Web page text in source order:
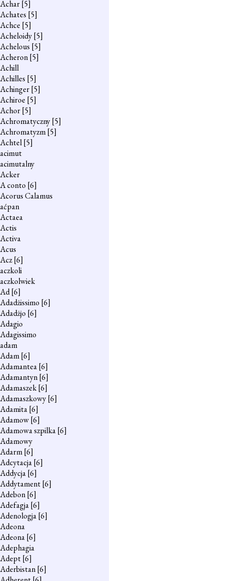
Achar[5]
Achates [5]
Achce [5]
Acheloidy[5]
Achelous [5]
Acheron[5]
Achill
Achilles [5]
Achinger[5]
Achiroe [5]
Achor[5]
Achromatyczny[5]
Achromatyzm[5]
Achtel[5]
acimut
acimutalny
Acker
A conto [6]
Acorus Calamus
aćpan
Actaea
Actis
Activa
Acus
Acz[6]
aczkoli
aczkolwiek
Ad[6]
Adadżissimo [6]
Adadżjo [6]
Adagio
Adagissimo
adam
Adam[6]
Adamantea[6]
Adamantyn[6]
Adamaszek[6]
Adamaszkowy[6]
Adamita[6]
Adamow[6]
Adamowa szpilka[6]
Adamowy
Adarm[6]
Adcytacja[6]
Addycja[6]
Addytament[6]
Adebon[6]
Adefagja[6]
Adenologja[6]
Adeona
Adeona[6]
Adephagia
Adept[6]
Aderbistan[6]